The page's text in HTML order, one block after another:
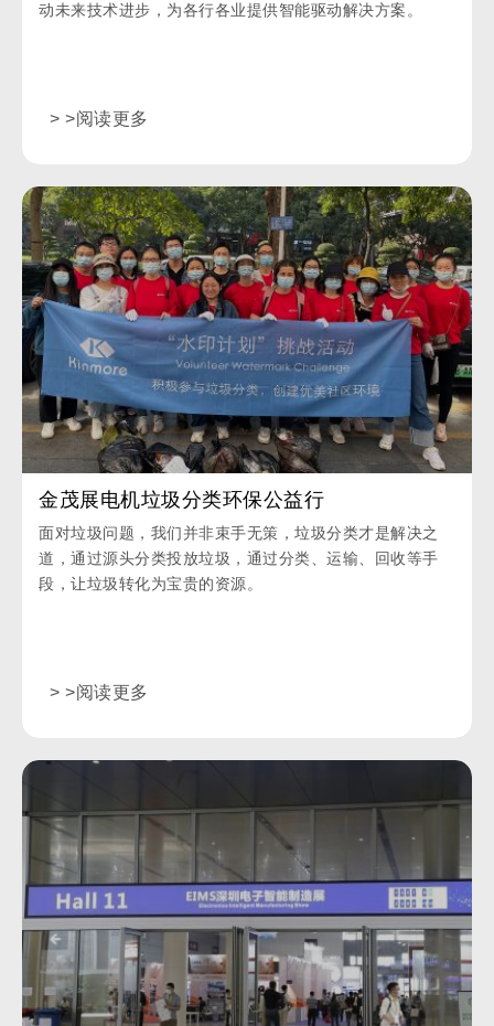
动未来技术进步，为各行各业提供智能驱动解决方案。
> >阅读更多
金茂展电机垃圾分类环保公益行
面对垃圾问题，我们并非束手无策，垃圾分类才是解决之
道，通过源头分类投放垃圾，通过分类、运输、回收等手
段，让垃圾转化为宝贵的资源。
> >阅读更多